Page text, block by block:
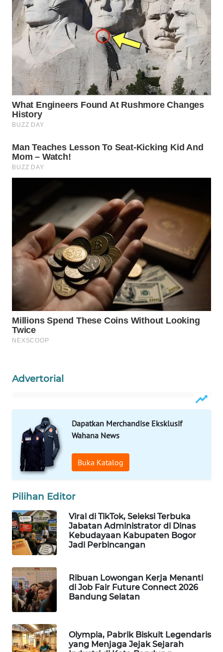
Advertorial
Dapatkan Merchandise Eksklusif
Wahana News
Buka Katalog
Pilihan Editor
Viral di TikTok, Seleksi Terbuka
Jabatan Administrator di Dinas
Kebudayaan Kabupaten Bogor
Jadi Perbincangan
Ribuan Lowongan Kerja Menanti
di Job Fair Future Connect 2026
Bandung Selatan
Olympia, Pabrik Biskuit Legendaris
yang Menjaga Jejak Sejarah
WAHANA
INFRASTRUKTUR
WAHANA
KONSUMEN
WAHANA
LISTRIK
TRAVEL
WAHANA
WAHANANEWS
ID
WAHANANEWS
CO ID
WAHANANEWS
NET
WAHANA
SPORT
SELEB
WAHANA
PERSONA
WAHANA
OTOMOTIF
WAHANA
HEALTH
WAHANA
DESA
WISATA
LAPAK
WAHANA
Wahana
Network